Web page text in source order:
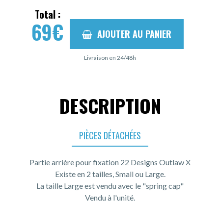
Total :
69€ AJOUTER AU PANIER
Livraison en 24/48h
DESCRIPTION
PIÈCES DÉTACHÉES
Partie arrière pour fixation 22 Designs Outlaw X
Existe en 2 tailles, Small ou Large.
La taille Large est vendu avec le "spring cap"
Vendu à l'unité.